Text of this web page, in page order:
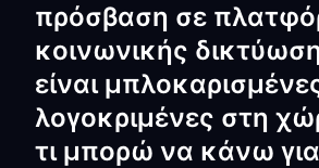
πρόσβαση σε
κοινωνικής
είναι
λογοκριμένες στη
τι μπορώ να κάνω